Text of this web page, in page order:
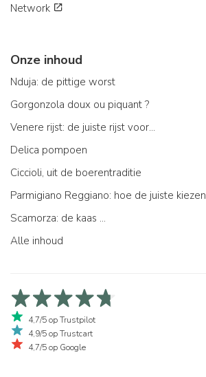
Network
Onze inhoud
Nduja: de pittige worst
Gorgonzola doux ou piquant ?
Venere rijst: de juiste rijst voor...
Delica pompoen
Ciccioli, uit de boerentraditie
Parmigiano Reggiano: hoe de juiste kiezen
Scamorza: de kaas ...
Alle inhoud
4,7/5 op Trustpilot
4,9/5 op Trustcart
4,7/5 op Google